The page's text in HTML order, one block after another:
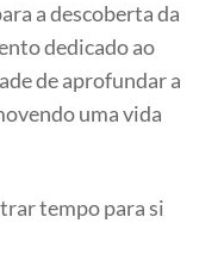
a descoberta da
dedicado ao
de aprofundar a
uma vida